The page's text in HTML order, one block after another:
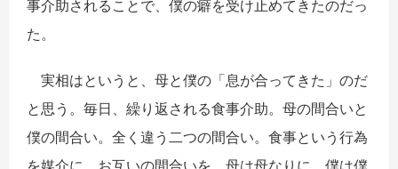
事介助されることで、僕の癖を受け止めてきたのだっ
た。
実相はというと、母と僕の「息が合ってきた」のだ
と思う。毎日、繰り返される食事介助。母の間合いと
僕の間合い。全く違う二つの間合い。食事という行為
を媒介に、お互いの間合いを、母は母なりに、僕は僕